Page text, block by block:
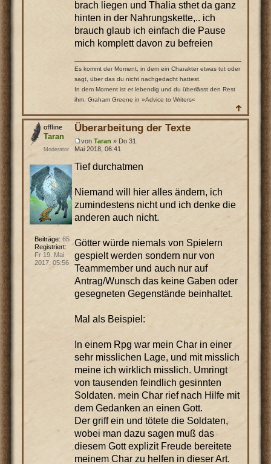
brach liegen und Thalia sthet da ganz
hinten in der Nahrungskette,.. ich
brauch glaub ich einfach die Pause
mich komplett davon zu befreien
Es kommt der Moment, in dem ein Charakter etwas tut oder
sagt, über das du nicht nachgedacht hattest.
In dem Moment ist er lebendig und du überlässt den Rest
ihm. Graham Greene in »Advice to Writers«
Überarbeitung der Texte
von Taran » Do 31.
Mai 2018, 06:41
Tief durchatmen
Niemand will hier alles ändern, ich
zumindestens nicht und ich denke die
anderen auch nicht.
Götter würde niemals von Spielern
gespielt werden sondern nur von
Teammember und auch nur auf
Antrag/Wunsch das keine Gaben oder
gesegneten Gegenstände beinhaltet.
Mal als Beispiel:
In einem Rpg war mein Char in einer
sehr misslichen Lage, und mit misslich
meine ich wirklich misslich. Umringt
von tausenden feindlich gesinnten
Soldaten. mein Char rief nach Hilfe mit
dem Gedanken an einen Gott.
Der griff ein und tötete die Soldaten,
wobei man dazu sagen muß das
diesem Gott explizit Freude bereitete
meinem Char zu helfen in dieser Art.
Taran
Moderator
Beiträge: 65
Registriert:
Fr 19. Mai
2017, 05:56